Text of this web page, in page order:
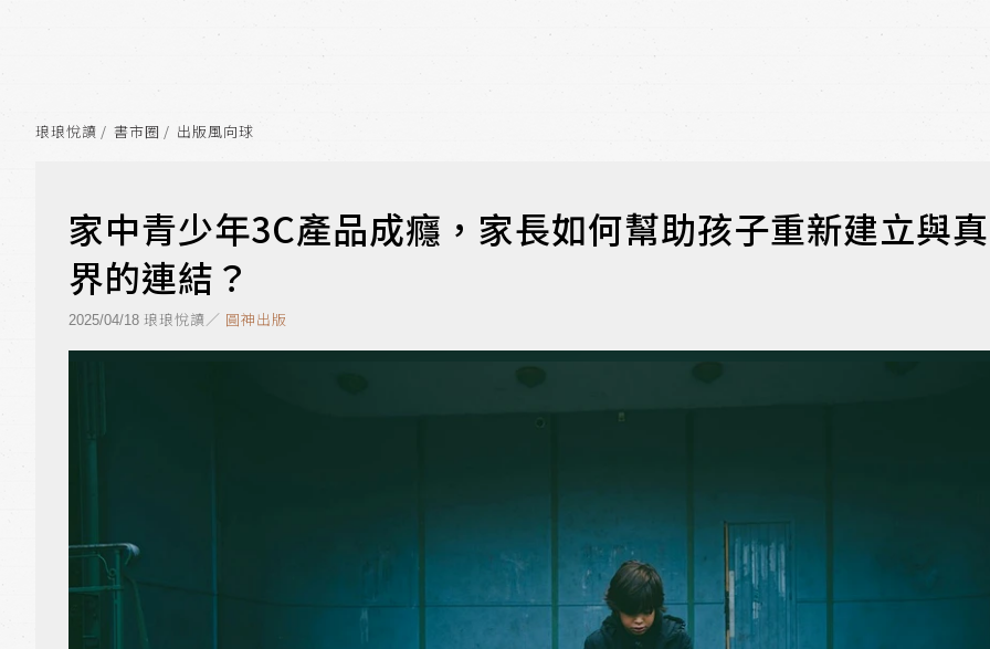
琅琅悅讀 書市圈 出版風向球
家中青少年3C產品成癮，家長如何幫助孩子重新建立與
界的連結？
2025/04/18 琅琅悅讀／ 圓神出版